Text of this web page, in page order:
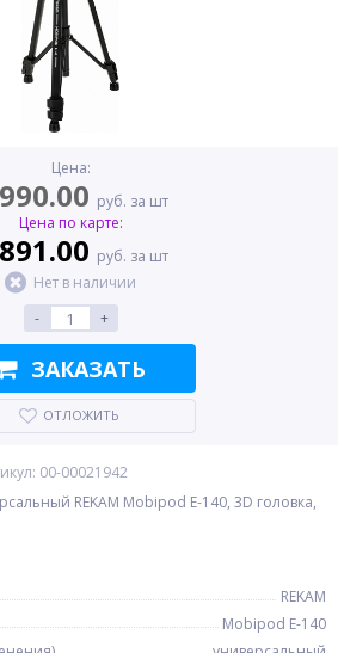
Цена:
руб. за шт
Цена по карте:
руб. за шт
Нет в наличии
-
+
ЗАКАЗАТЬ
ОТЛОЖИТЬ
00-00021942
REKAM Mobipod E-140, 3D головка,
REKAM
Mobipod E-140